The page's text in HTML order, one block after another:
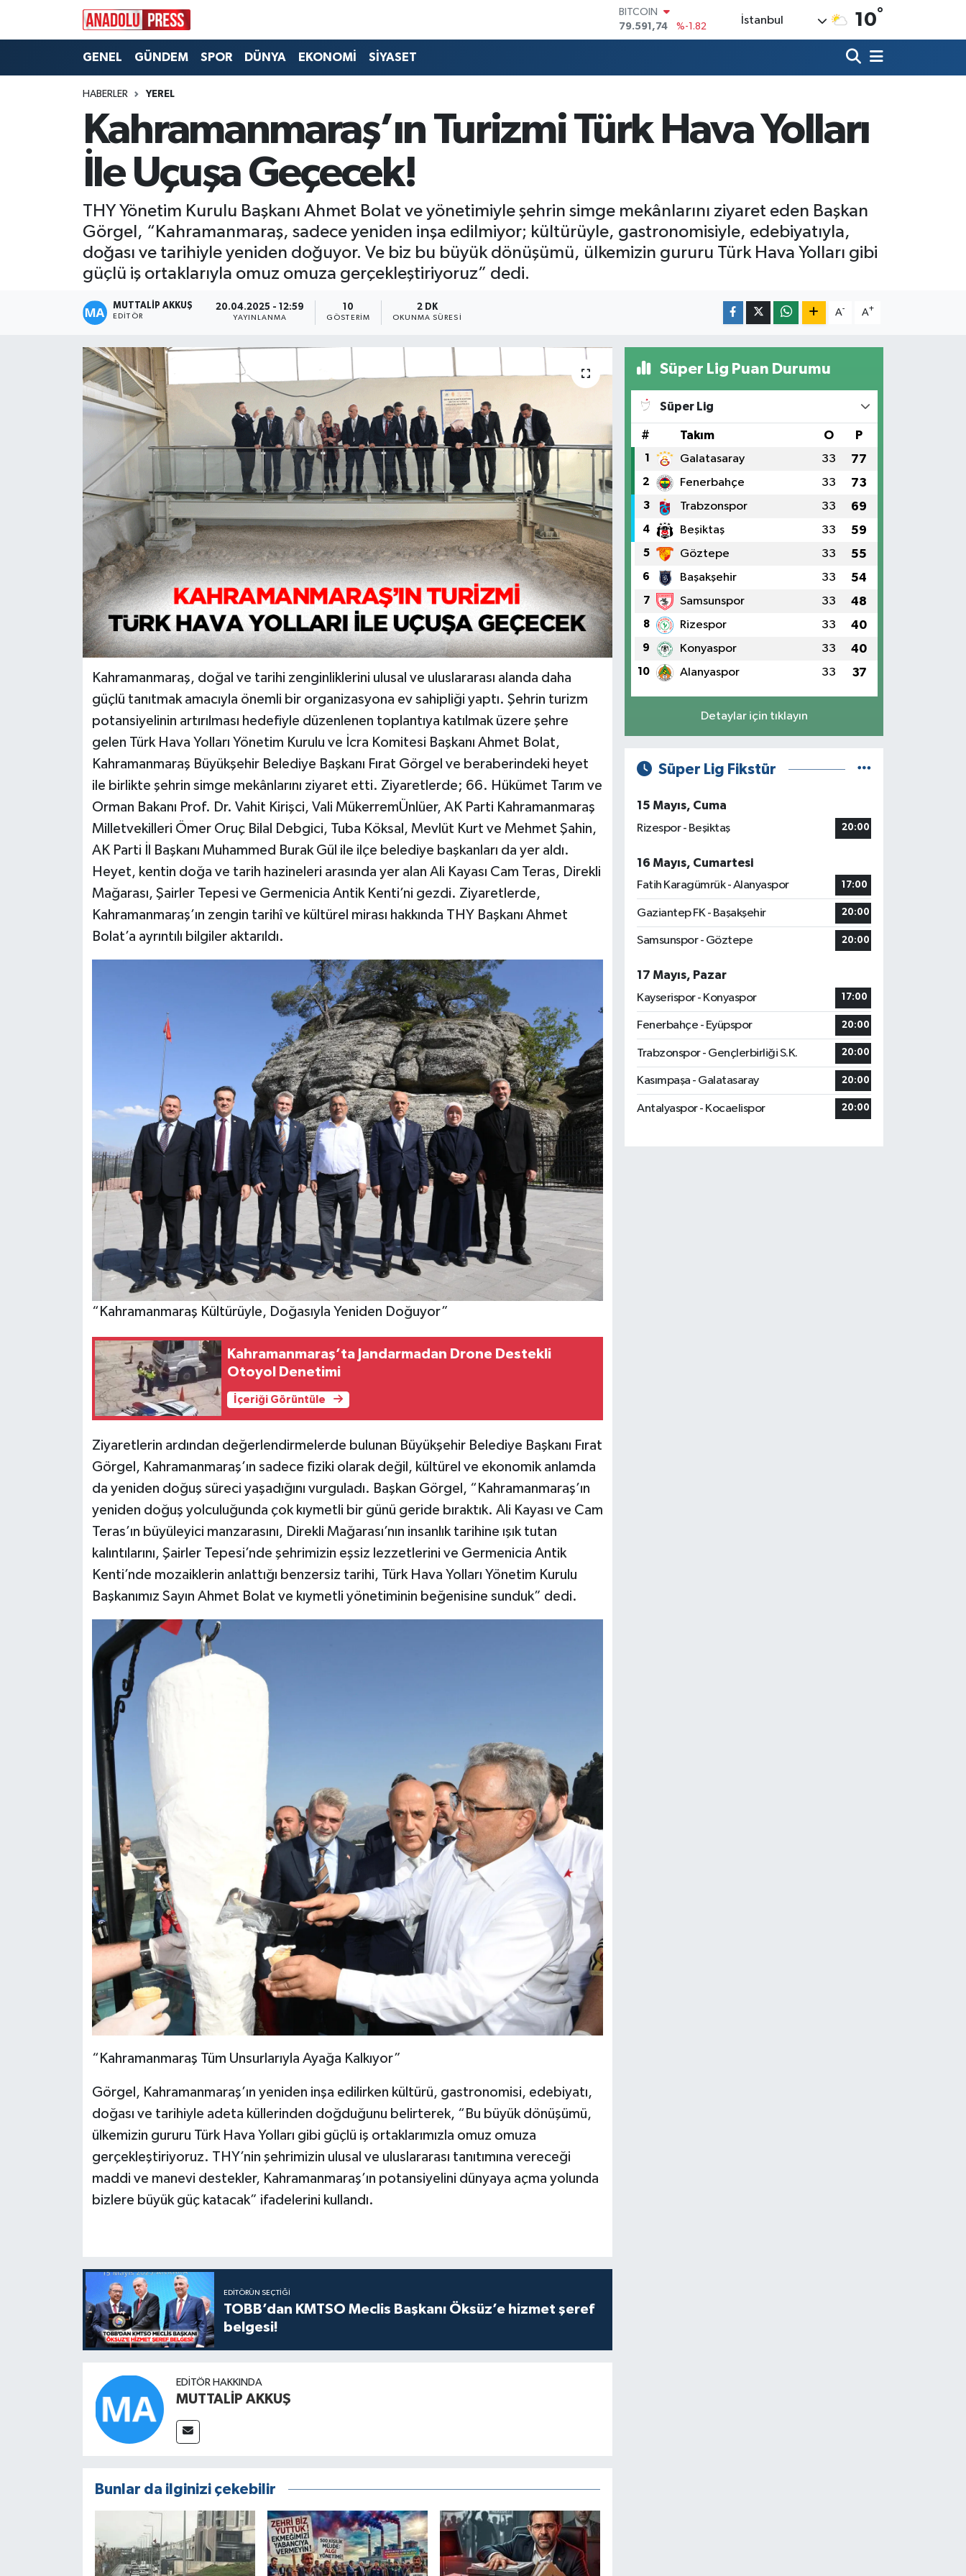
79.591,74
DOLAR
45,43620
%0.02
G.ALTIN
6862,09000
%0.19
BİST100
İstanbul 10°
GENEL GÜNDEM SPOR DÜNYA EKONOMİ SİYASET
HABERLER YEREL
Kahramanmaraş’ın Turizmi Türk Hava Yolları
İle Uçuşa Geçecek!
THY Yönetim Kurulu Başkanı Ahmet Bolat ve yönetimiyle şehrin simge mekânlarını ziyaret eden Başkan
Görgel, “Kahramanmaraş, sadece yeniden inşa edilmiyor; kültürüyle, gastronomisiyle, edebiyatıyla,
doğası ve tarihiyle yeniden doğuyor. Ve biz bu büyük dönüşümü, ülkemizin gururu Türk Hava Yolları gibi
güçlü iş ortaklarıyla omuz omuza gerçekleştiriyoruz” dedi.
MUTTALİP AKKUŞ
EDITÖR
20.04.2025 - 12:59
YAYINLANMA
10
GÖSTERIM
2 DK
OKUNMA SÜRESI
A- A+
Kahramanmaraş, doğal ve tarihi zenginliklerini ulusal ve uluslararası alanda daha
güçlü tanıtmak amacıyla önemli bir organizasyona ev sahipliği yaptı. Şehrin turizm
potansiyelinin artırılması hedefiyle düzenlenen toplantıya katılmak üzere şehre
gelen Türk Hava Yolları Yönetim Kurulu ve İcra Komitesi Başkanı Ahmet Bolat,
Kahramanmaraş Büyükşehir Belediye Başkanı Fırat Görgel ve beraberindeki heyet
ile birlikte şehrin simge mekânlarını ziyaret etti. Ziyaretlerde; 66. Hükümet Tarım ve
Orman Bakanı Prof. Dr. Vahit Kirişci, Vali MükerremÜnlüer, AK Parti Kahramanmaraş
Milletvekilleri Ömer Oruç Bilal Debgici, Tuba Köksal, Mevlüt Kurt ve Mehmet Şahin,
AK Parti İl Başkanı Muhammed Burak Gül ile ilçe belediye başkanları da yer aldı.
Heyet, kentin doğa ve tarih hazineleri arasında yer alan Ali Kayası Cam Teras, Direkli
Mağarası, Şairler Tepesi ve Germenicia Antik Kenti’ni gezdi. Ziyaretlerde,
Kahramanmaraş’ın zengin tarihî ve kültürel mirası hakkında THY Başkanı Ahmet
Bolat’a ayrıntılı bilgiler aktarıldı.
“Kahramanmaraş Kültürüyle, Doğasıyla Yeniden Doğuyor”
Kahramanmaraş’ta Jandarmadan Drone Destekli
Otoyol Denetimi
İçeriği Görüntüle
Ziyaretlerin ardından değerlendirmelerde bulunan Büyükşehir Belediye Başkanı Fırat
Görgel, Kahramanmaraş’ın sadece fiziki olarak değil, kültürel ve ekonomik anlamda
da yeniden doğuş süreci yaşadığını vurguladı. Başkan Görgel, “Kahramanmaraş’ın
yeniden doğuş yolculuğunda çok kıymetli bir günü geride bıraktık. Ali Kayası ve Cam
Teras’ın büyüleyici manzarasını, Direkli Mağarası’nın insanlık tarihine ışık tutan
kalıntılarını, Şairler Tepesi’nde şehrimizin eşsiz lezzetlerini ve Germenicia Antik
Kenti’nde mozaiklerin anlattığı benzersiz tarihi, Türk Hava Yolları Yönetim Kurulu
Başkanımız Sayın Ahmet Bolat ve kıymetli yönetiminin beğenisine sunduk” dedi.
“Kahramanmaraş Tüm Unsurlarıyla Ayağa Kalkıyor”
Görgel, Kahramanmaraş’ın yeniden inşa edilirken kültürü, gastronomisi, edebiyatı,
doğası ve tarihiyle adeta küllerinden doğduğunu belirterek, “Bu büyük dönüşümü,
ülkemizin gururu Türk Hava Yolları gibi güçlü iş ortaklarımızla omuz omuza
gerçekleştiriyoruz. THY’nin şehrimizin ulusal ve uluslararası tanıtımına vereceği
maddi ve manevi destekler, Kahramanmaraş’ın potansiyelini dünyaya açma yolunda
bizlere büyük güç katacak” ifadelerini kullandı.
EDITÖRÜN SEÇTIĞI
TOBB’dan KMTSO Meclis Başkanı Öksüz’e hizmet şeref
belgesi!
EDITÖR HAKKINDA
MUTTALİP AKKUŞ
Bunlar da ilginizi çekebilir
Süper Lig Puan Durumu
Süper Lig
# Takım O P
1 Galatasaray 33 77
2 Fenerbahçe 33 73
3 Trabzonspor 33 69
4 Beşiktaş 33 59
5 Göztepe 33 55
6 Başakşehir 33 54
7 Samsunspor 33 48
8 Rizespor 33 40
9 Konyaspor 33 40
10 Alanyaspor 33 37
Detaylar için tıklayın
Süper Lig Fikstür
15 Mayıs, Cuma
Rizespor - Beşiktaş
20:00
16 Mayıs, Cumartesi
Fatih Karagümrük - Alanyaspor
17:00
Gaziantep FK - Başakşehir 20:00
Samsunspor - Göztepe 20:00
17 Mayıs, Pazar
Kayserispor - Konyaspor
17:00
Fenerbahçe - Eyüpspor 20:00
Trabzonspor - Gençlerbirliği S.K. 20:00
Kasımpaşa - Galatasaray 20:00
Antalyaspor - Kocaelispor 20:00
Nöbetçi Eczaneler
Hava Durumu
Namaz Vakitleri
Trafik Durumu
Tüm Manşetler
Son Dakika Haberleri
Haber Arşivi